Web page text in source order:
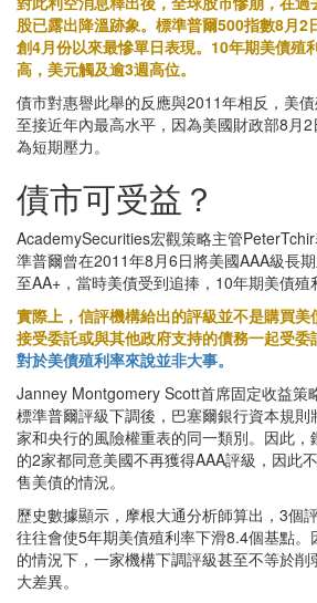
股已露出降溫跡象。標準普爾500指數8月2
創4月份以來最慘單日表現。10年期美債殖
高，美元觸及逾3週高位。
債市對惠譽此舉的反應與2011年相反，美
至接近年內最高水平，因為美國財政部8月
為短期壓力。
債市可受益？
AcademySecurities宏觀策略主管
準普爾曾在2011年8月6日將美國AAA級長
至AA+，當時美債受到追捧，10年期美債殖
實際上，信評機構給出的評級並不是購買
接受委託或與其他政府支持的債務一起受委
對於美債殖利率來說並非大事。
Janney Montgomery Scott首席固定收益策
標準普爾評級下調後，巴塞爾銀行資本規則
家和央行的風險權重表的同一類別。因此，
的2家都同意美國不再獲得AAA評級，因此
售美債的情況。
歷史數據顯示，摩根大通分析師算出，3個
往往會使5年期美債殖利率下滑8.4個基點。
的情況下，一家機構下調評級甚至不等於
大差異。